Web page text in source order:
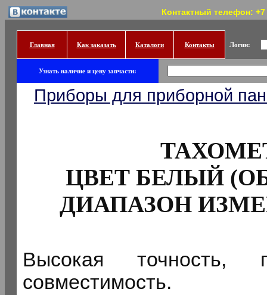
Контактный телефон:
Главная Как заказать Каталоги Контакты Логин:
Узнать наличие и цену запчасти:
Приборы для приборной
ЦВЕТ БЕЛЫЙ
ДИАПАЗОН
Высокая точность,
совместимость.